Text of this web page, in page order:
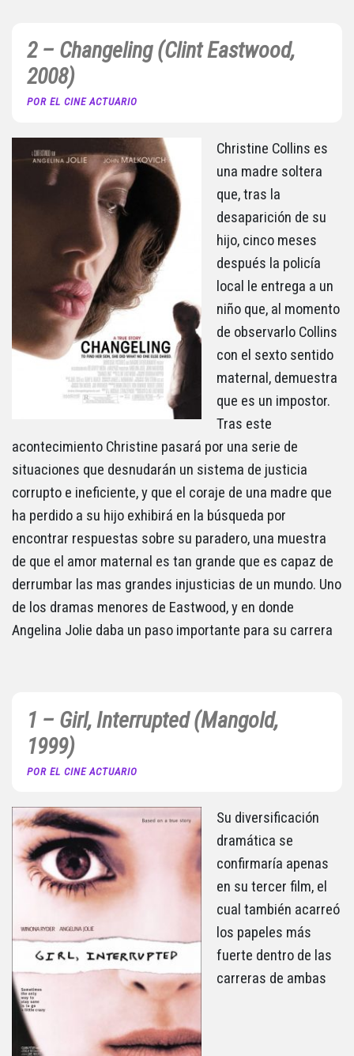
2 – Changeling (Clint Eastwood,
2008)
POR EL CINE ACTUARIO
Christine Collins es
una madre soltera
que, tras la
desaparición de su
hijo, cinco meses
después la policía
local le entrega a un
niño que, al momento
de observarlo Collins
con el sexto sentido
maternal, demuestra
que es un impostor.
Tras este
acontecimiento Christine pasará por una serie de
situaciones que desnudarán un sistema de justicia
corrupto e ineficiente, y que el coraje de una madre que
ha perdido a su hijo exhibirá en la búsqueda por
encontrar respuestas sobre su paradero, una muestra
de que el amor maternal es tan grande que es capaz de
derrumbar las mas grandes injusticias de un mundo. Uno
de los dramas menores de Eastwood, y en donde
Angelina Jolie daba un paso importante para su carrera
1 – Girl, Interrupted (Mangold,
1999)
POR EL CINE ACTUARIO
Su diversificación
dramática se
confirmaría apenas
en su tercer film, el
cual también acarreó
los papeles más
fuerte dentro de las
carreras de ambas